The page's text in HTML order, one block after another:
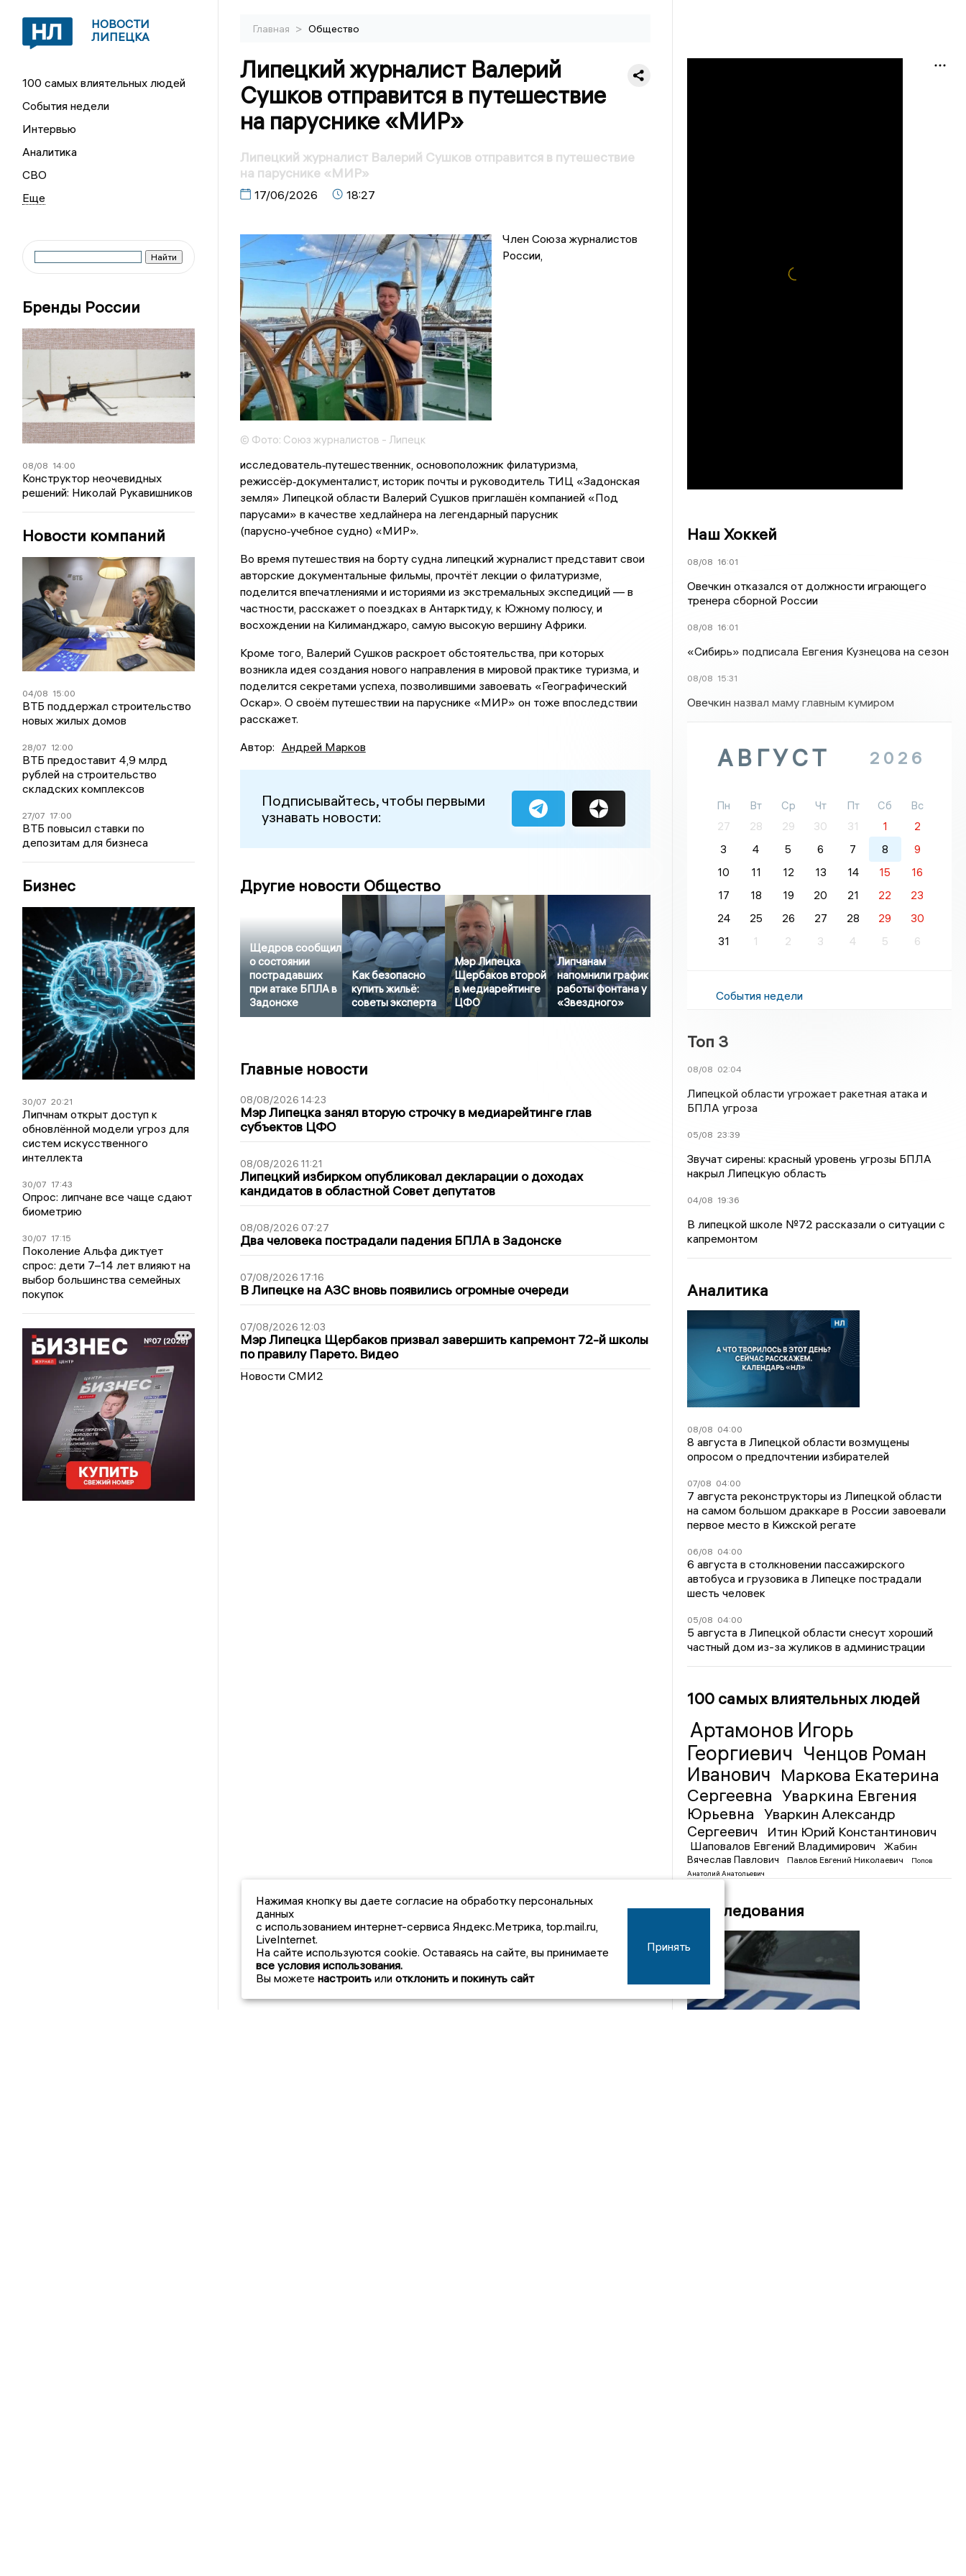
НОВОСТИ
ЛИПЕЦКА
100 самых влиятельных людей
События недели
Интервью
Аналитика
СВО
Бренды России
08/08 14:00
Конструктор неочевидных
решений: Николай Рукавишников
Новости компаний
04/08 15:00
ВТБ поддержал строительство
новых жилых домов
28/07 12:00
ВТБ предоставит 4,9 млрд
рублей на строительство
складских комплексов
27/07 17:00
ВТБ повысил ставки по
депозитам для бизнеса
Бизнес
30/07 20:21
Липчнам открыт доступ к
обновлённой модели угроз для
систем искусственного
интеллекта
30/07 17:43
Опрос: липчане все чаще сдают
биометрию
30/07 17:15
Поколение Альфа диктует
спрос: дети 7–14 лет влияют на
выбор большинства семейных
покупок
Главная > Общество
Липецкий журналист Валерий
Сушков отправится в путешествие
на паруснике «МИР»
Липецкий журналист Валерий Сушков отправится в путешествие
на паруснике «МИР»
17/06/2026 18:27
© Фото: Союз журналистов - Липецк
Член Союза журналистов
России,
исследователь‑путешественник, основоположник филатуризма,
режиссёр‑документалист, историк почты и руководитель ТИЦ «Задонская
земля» Липецкой области Валерий Сушков приглашён компанией «Под
парусами» в качестве хедлайнера на легендарный парусник
(парусно‑учебное судно) «МИР».
Во время путешествия на борту судна липецкий журналист представит свои
авторские документальные фильмы, прочтёт лекции о филатуризме,
поделится впечатлениями и историями из экстремальных экспедиций — в
частности, расскажет о поездках в Антарктиду, к Южному полюсу, и
восхождении на Килиманджаро, самую высокую вершину Африки.
Кроме того, Валерий Сушков раскроет обстоятельства, при которых
возникла идея создания нового направления в мировой практике туризма, и
поделится секретами успеха, позволившими завоевать «Географический
Оскар». О своём путешествии на паруснике «МИР» он тоже впоследствии
расскажет.
Автор: Андрей Марков
Подписывайтесь, чтобы первыми
узнавать новости:
Другие новости Общество
Щедров сообщил
о состоянии
пострадавших
при атаке БПЛА в
Задонске
Как безопасно
купить жильё:
советы эксперта
Мэр Липецка
Щербаков второй
в медиарейтинге
ЦФО
Липчанам
напомнили график
работы фонтана у
«Звездного»
Главные новости
08/08/2026 14:23
Мэр Липецка занял вторую строчку в медиарейтинге глав
субъектов ЦФО
08/08/2026 11:21
Липецкий избирком опубликовал декларации о доходах
кандидатов в областной Совет депутатов
08/08/2026 07:27
Два человека пострадали падения БПЛА в Задонске
07/08/2026 17:16
В Липецке на АЗС вновь появились огромные очереди
07/08/2026 12:03
Мэр Липецка Щербаков призвал завершить капремонт 72-й школы
по правилу Парето. Видео
Новости СМИ2
Наш Хоккей
08/08 16:01
Овечкин отказался от должности играющего
тренера сборной России
08/08 16:01
«Сибирь» подписала Евгения Кузнецова на сезон
08/08 15:31
Овечкин назвал маму главным кумиром
АВГУСТ 2026
Пн Вт Ср Чт Пт Сб
Вс
27
28 29 30 31 1
2
3
4 5 6 7 8
9
10
11 12 13 14 15
16
17
18 19 20 21 22
23
24
25 26 27 28 29
30
31
1 2 3 4 5 6
События недели
Топ 3
08/08 02:04
Липецкой области угрожает ракетная атака и
БПЛА угроза
05/08 23:39
Звучат сирены: красный уровень угрозы БПЛА
накрыл Липецкую область
04/08 19:36
В липецкой школе №72 рассказали о ситуации с
капремонтом
Аналитика
08/08 04:00
8 августа в Липецкой области возмущены
опросом о предпочтении избирателей
07/08 04:00
7 августа реконструкторы из Липецкой области
на самом большом драккаре в России завоевали
первое место в Кижской регате
06/08 04:00
6 августа в столкновении пассажирского
автобуса и грузовика в Липецке пострадали
шесть человек
05/08 04:00
5 августа в Липецкой области снесут хороший
частный дом из-за жуликов в администрации
100 самых влиятельных людей
Артамонов Игорь
Георгиевич Ченцов Роман
Иванович Маркова Екатерина
Сергеевна Уваркина Евгения
Юрьевна
Уваркин Александр
Сергеевич
Итин Юрий Константинович
Шаповалов Евгений Владимирович
Жабин
Вячеслав Павлович
Павлов Евгений Николаевич
Попов
Анатолий Анатольевич
Расследования
Нажимая кнопку вы даете согласие на обработку персональных
данных
с использованием интернет-сервиса Яндекс.Метрика, top.mail.ru,
LiveInternet.
На сайте используются cookie. Оставаясь на сайте, вы принимаете
все условия использования.
Вы можете настроить или отклонить и покинуть сайт
Принять